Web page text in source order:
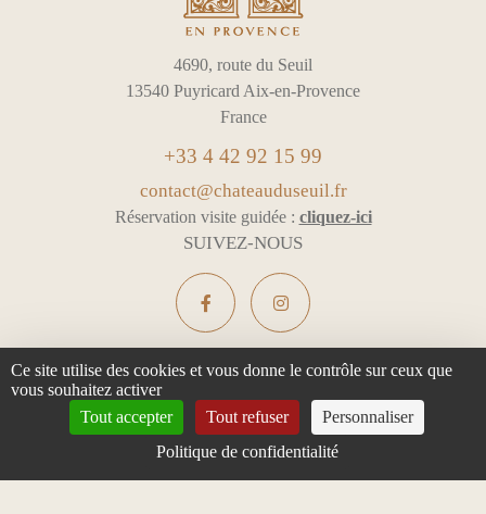
4690, route du Seuil
13540 Puyricard Aix-en-Provence
France
+33 4 42 92 15 99
contact@chateauduseuil.fr
Réservation visite guidée : cliquez-ici
SUIVEZ-NOUS
L'ABUS D'ALCOOL EST DANGEREUX POUR LA SANTÉ -
À CONSOMMER AVEC MODÉRATION
Ce site utilise des cookies et vous donne le contrôle sur ceux que
vous souhaitez activer
Tout accepter
Tout refuser
Personnaliser
Politique de confidentialité